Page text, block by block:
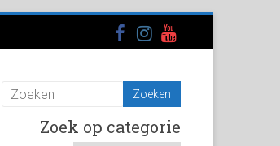
Zoek op categorie